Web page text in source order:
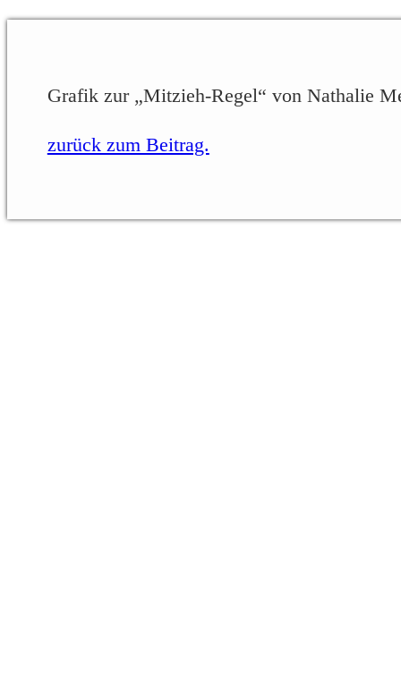
Grafik zur „Mitzieh-Regel“ von Nathalie
zurück zum Beitrag.